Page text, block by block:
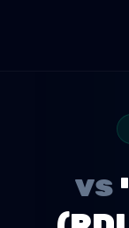
vs